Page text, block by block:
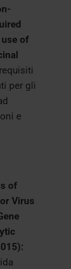
of
per gli
e
of
Virus